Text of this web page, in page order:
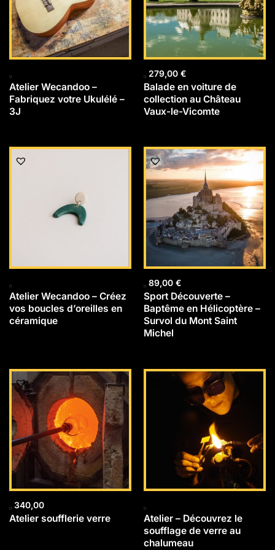
Atelier Wecandoo –
Fabriquez votre Ukulélé –
3J
279,00 €
Balade en voiture de
collection au Château
Vaux-le-Vicomte
Atelier Wecandoo – Créez
vos boucles d’oreilles en
céramique
89,00 €
Sport Découverte –
Baptême en Hélicoptère –
Survol du Mont Saint
Michel
340,00
Atelier soufflerie verre
Atelier – Découvrez le
soufflage de verre au
chalumeau